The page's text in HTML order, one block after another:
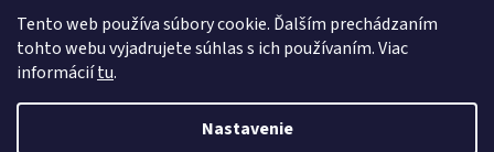
Tento web používa súbory cookie. Ďalším prechádzaním
tohto webu vyjadrujete súhlas s ich používaním. Viac
informáciítu.
Nastavenie
Vytvoril Shoptet